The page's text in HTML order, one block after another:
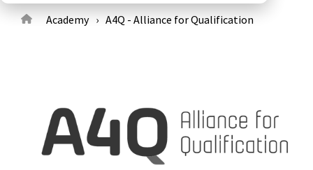
Acceptance Testing
Academy A4Q - Alliance for Qualification